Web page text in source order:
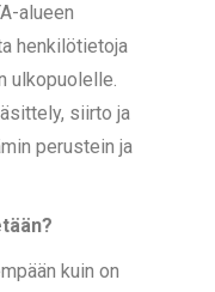
alueen
henkilötietoja
ulkopuolelle.
siirto ja
perustein ja
kuin on